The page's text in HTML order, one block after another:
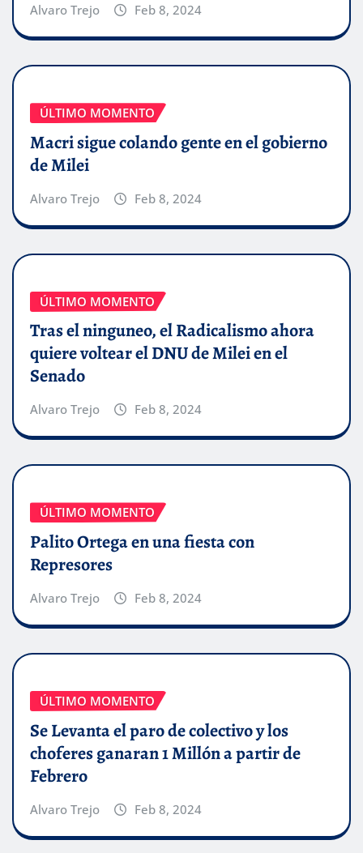
Alvaro Trejo Feb 8, 2024
ÚLTIMO MOMENTO
Macri sigue colando gente en el gobierno
de Milei
Alvaro Trejo Feb 8, 2024
ÚLTIMO MOMENTO
Tras el ninguneo, el Radicalismo ahora
quiere voltear el DNU de Milei en el
Senado
Alvaro Trejo Feb 8, 2024
ÚLTIMO MOMENTO
Palito Ortega en una fiesta con
Represores
Alvaro Trejo Feb 8, 2024
ÚLTIMO MOMENTO
Se Levanta el paro de colectivo y los
choferes ganaran 1 Millón a partir de
Febrero
Alvaro Trejo Feb 8, 2024